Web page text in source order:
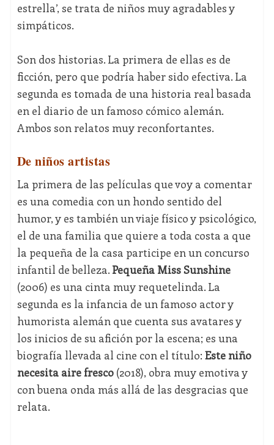
estrella’, se trata de niños muy agradables y
simpáticos.
Son dos historias. La primera de ellas es de
ficción, pero que podría haber sido efectiva. La
segunda es tomada de una historia real basada
en el diario de un famoso cómico alemán.
Ambos son relatos muy reconfortantes.
De niños artistas
La primera de las películas que voy a comentar
es una comedia con un hondo sentido del
humor, y es también un viaje físico y psicológico,
el de una familia que quiere a toda costa a que
la pequeña de la casa participe en un concurso
infantil de belleza. Pequeña Miss Sunshine
(2006) es una cinta muy requetelinda. La
segunda es la infancia de un famoso actor y
humorista alemán que cuenta sus avatares y
los inicios de su afición por la escena; es una
biografía llevada al cine con el título: Este niño
necesita aire fresco(2018), obra muy emotiva y
con buena onda más allá de las desgracias que
relata.